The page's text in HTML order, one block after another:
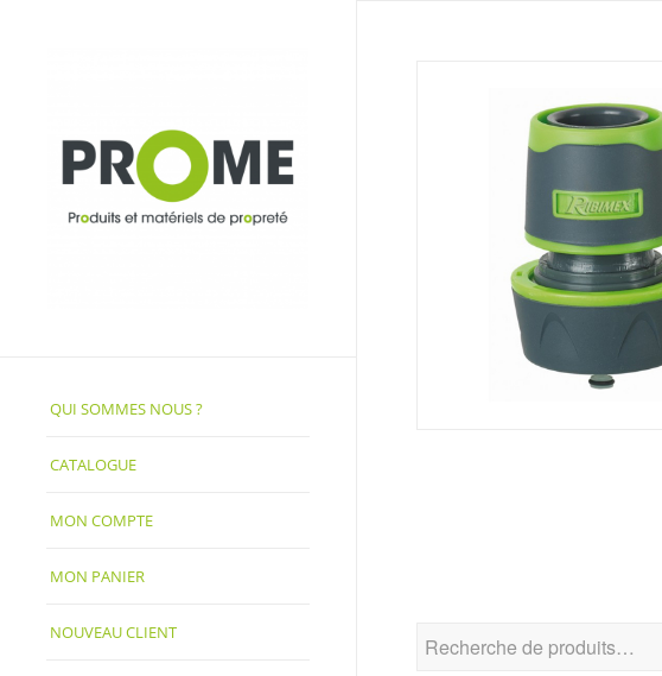
QUI SOMMES NOUS ?
CATALOGUE
MON COMPTE
MON PANIER
NOUVEAU CLIENT